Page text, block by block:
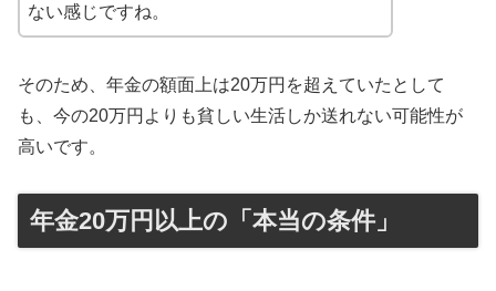
ない感じですね。
そのため、年金の額面上は20万円を超えていたとして
も、今の20万円よりも貧しい生活しか送れない可能性が
高いです。
年金20万円以上の「本当の条件」